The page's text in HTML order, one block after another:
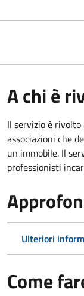
A chi è
Il servizio è
associazioni che
un immobile. Il
professionisti
Ulteriori
Come